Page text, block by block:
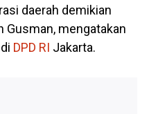
daerah demikian
Gusman, mengatakan
DPD RI Jakarta.